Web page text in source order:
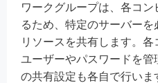
ワークグループは、各コ
るため、特定のサーバー
リソースを共有します。
ユーザーやパスワードを管
の共有設定も各自で行いま